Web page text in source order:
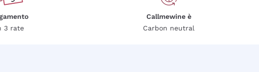
3 rate
Callmewine è
Carbon neutral